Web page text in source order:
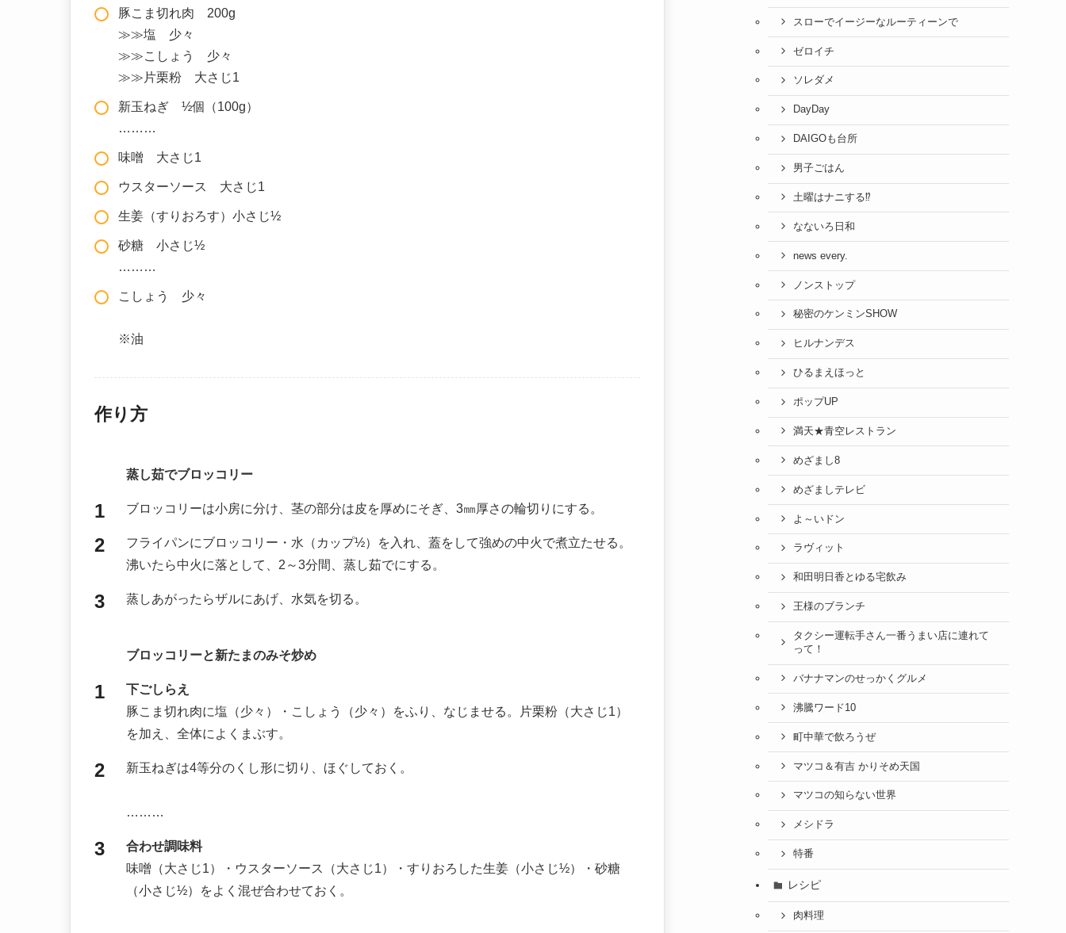
豚こま切れ肉 200g
≫≫塩 少々
≫≫こしょう 少々
≫≫片栗粉 大さじ1
新玉ねぎ ½個（100g）
………
味噌 大さじ1
ウスターソース 大さじ1
生姜（すりおろす）小さじ½
砂糖 小さじ½
………
こしょう 少々
※油
作り方
蒸し茹でブロッコリー
ブロッコリーは小房に分け、茎の部分は皮を厚めにそぎ、3㎜厚さの輪切りにする。
フライパンにブロッコリー・水（カップ½）を入れ、蓋をして強めの中火で煮立たせる。
沸いたら中火に落として、2～3分間、蒸し茹でにする。
蒸しあがったらザルにあげ、水気を切る。
ブロッコリーと新たまのみそ炒め
下ごしらえ
豚こま切れ肉に塩（少々）・こしょう（少々）をふり、なじませる。片栗粉（大さじ1）
を加え、全体によくまぶす。
新玉ねぎは4等分のくし形に切り、ほぐしておく。
………
合わせ調味料
味噌（大さじ1）・ウスターソース（大さじ1）・すりおろした生姜（小さじ½）・砂糖
（小さじ½）をよく混ぜ合わせておく。
スローでイージーなルーティーンで
ゼロイチ
ソレダメ
DayDay
DAIGOも台所
男子ごはん
土曜はナニする⁉
なないろ日和
news every.
ノンストップ
秘密のケンミンSHOW
ヒルナンデス
ひるまえほっと
ポップUP
満天★青空レストラン
めざまし8
めざましテレビ
よ～いドン
ラヴィット
和田明日香とゆる宅飲み
王様のブランチ
タクシー運転手さん一番うまい店に連れて
って！
バナナマンのせっかくグルメ
沸騰ワード10
町中華で飲ろうぜ
マツコ＆有吉 かりそめ天国
マツコの知らない世界
メシドラ
特番
レシピ
肉料理